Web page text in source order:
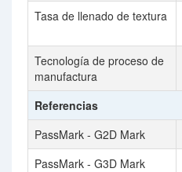
Tasa de llenado de textura
Tecnología de proceso de
manufactura
Referencias
PassMark - G2D Mark
PassMark - G3D Mark